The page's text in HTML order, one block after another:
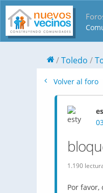
Toledo
Volver al foro
1.190
Por